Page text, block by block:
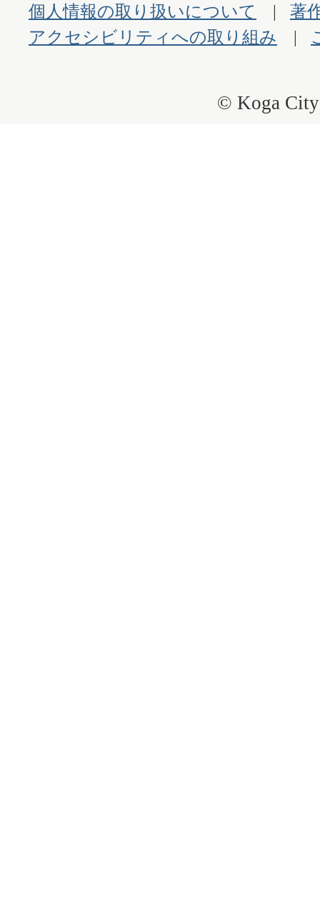
個人情報の取り扱いについて
著
アクセシビリティへの取り組み
© Koga City